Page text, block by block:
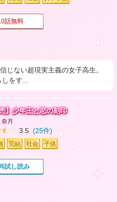
話無料
じない超現実主義の女子高生。
をす...
】少年王と恋の刻印
月
3.5 (25件)
完結 社会 子供
試し読み